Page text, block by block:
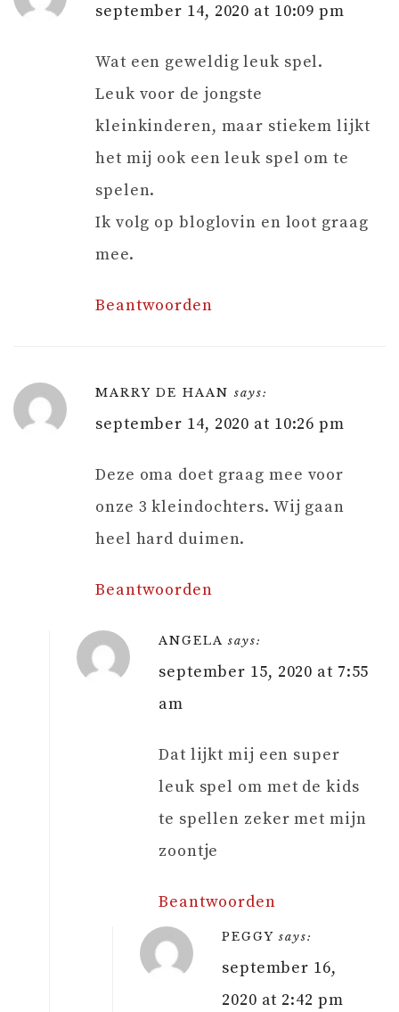
september 14, 2020 at 10:09 pm
Wat een geweldig leuk spel.
Leuk voor de jongste
kleinkinderen, maar stiekem lijkt
het mij ook een leuk spel om te
spelen.
Ik volg op bloglovin en loot graag
mee.
Beantwoorden
MARRY DE HAAN says:
september 14, 2020 at 10:26 pm
Deze oma doet graag mee voor
onze 3 kleindochters. Wij gaan
heel hard duimen.
Beantwoorden
ANGELA says:
september 15, 2020 at 7:55
am
Dat lijkt mij een super
leuk spel om met de kids
te spellen zeker met mijn
zoontje
Beantwoorden
PEGGY says:
september 16,
2020 at 2:42 pm